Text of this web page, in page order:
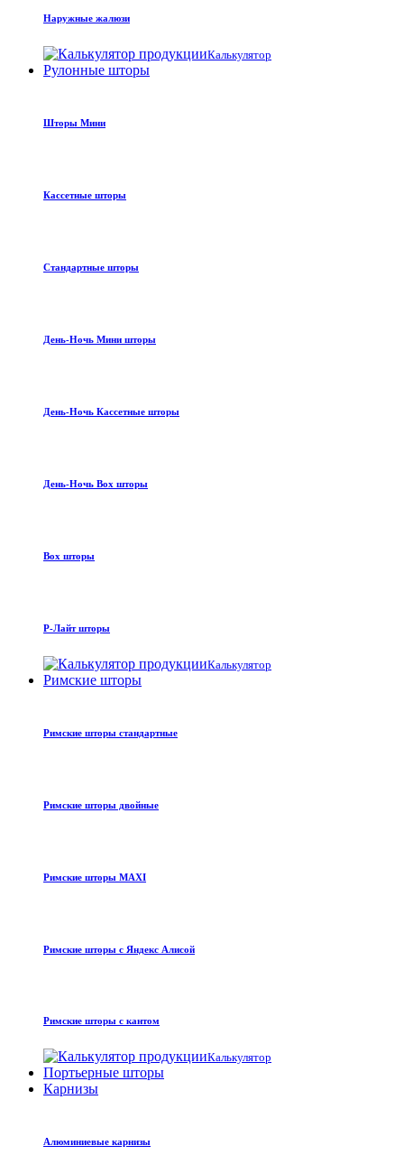
Наружные жалюзи
Калькулятор
Рулонные шторы
Шторы Мини
Кассетные шторы
Стандартные шторы
День-Ночь Мини шторы
День-Ночь Кассетные шторы
День-Ночь Box шторы
Box шторы
Р-Лайт шторы
Калькулятор
Римские шторы
Римские шторы стандартные
Римские шторы двойные
Римские шторы MAXI
Римские шторы с Яндекс Алисой
Римские шторы с кантом
Калькулятор
Портьерные шторы
Карнизы
Алюминиевые карнизы